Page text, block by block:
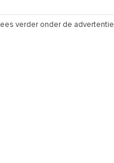
verder onder de advertentie